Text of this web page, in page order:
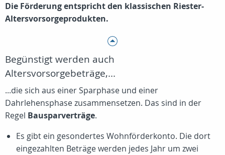
Die Förderung entspricht den klassischen Riester-
Altersvorsorgeprodukten.
Begünstigt werden auch
Altersvorsorgebeträge,...
...die sich aus einer Sparphase und einer
Dahrlehensphase zusammensetzen. Das sind in der
Regel Bausparverträge.
Es gibt ein gesondertes Wohnförderkonto. Die dort
eingezahlten Beträge werden jedes Jahr um zwei